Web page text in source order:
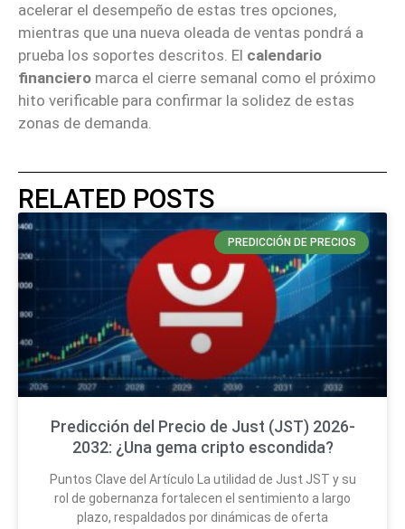
acelerar el desempeño de estas tres opciones,
mientras que una nueva oleada de ventas pondrá a
prueba los soportes descritos. El calendario
financiero marca el cierre semanal como el próximo
hito verificable para confirmar la solidez de estas
zonas de demanda.
RELATED POSTS
PREDICCIÓN DE PRECIOS
Predicción del Precio de Just (JST) 2026-
2032: ¿Una gema cripto escondida?
Puntos Clave del Artículo La utilidad de Just JST y su
rol de gobernanza fortalecen el sentimiento a largo
plazo, respaldados por dinámicas de oferta